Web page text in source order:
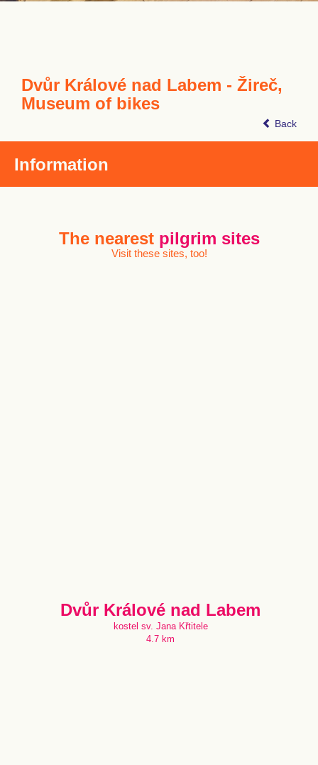
Dvůr Králové nad Labem - Žireč,
Museum of bikes
Back
Information
The nearest pilgrim sites
Visit these sites, too!
Dvůr Králové nad Labem
kostel sv. Jana Křtitele
4.7 km